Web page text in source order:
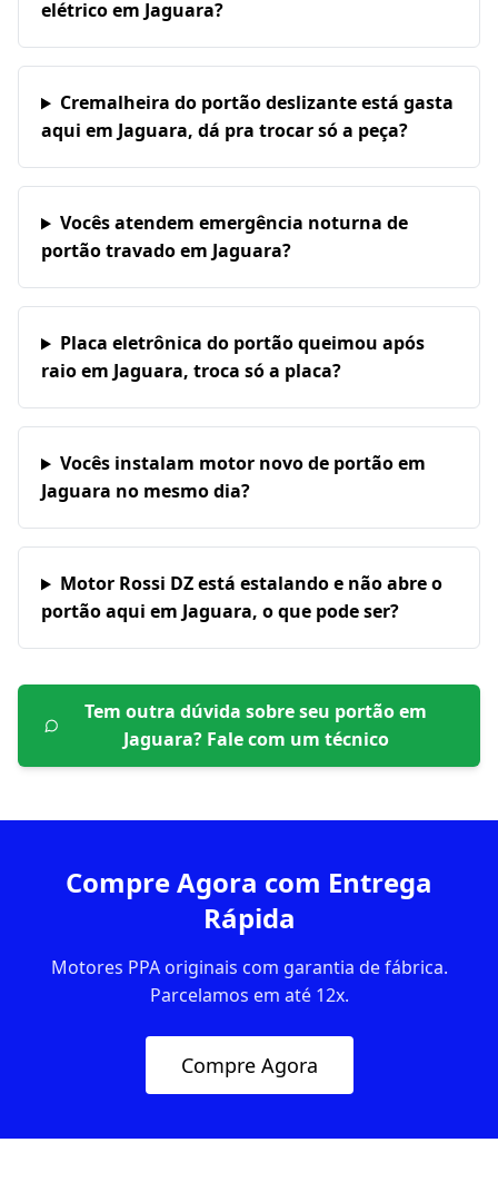
elétrico em Jaguara?
Cremalheira do portão deslizante está gasta
aqui em Jaguara, dá pra trocar só a peça?
Vocês atendem emergência noturna de
portão travado em Jaguara?
Placa eletrônica do portão queimou após
raio em Jaguara, troca só a placa?
Vocês instalam motor novo de portão em
Jaguara no mesmo dia?
Motor Rossi DZ está estalando e não abre o
portão aqui em Jaguara, o que pode ser?
Tem outra dúvida sobre seu portão em
Jaguara? Fale com um técnico
Compre Agora com Entrega
Rápida
Motores PPA originais com garantia de fábrica.
Parcelamos em até 12x.
Compre Agora